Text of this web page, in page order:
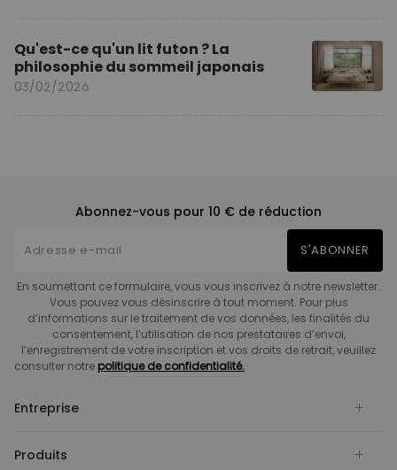
Qu'est-ce qu'un lit futon ? La
philosophie du sommeil japonais
03/02/2026
Abonnez-vous pour 10 € de réduction
S'ABONNER
En soumettant ce formulaire, vous vous inscrivez à notre newsletter.
Vous pouvez vous désinscrire à tout moment. Pour plus
d’informations sur le traitement de vos données, les finalités du
consentement, l’utilisation de nos prestataires d’envoi,
l’enregistrement de votre inscription et vos droits de retrait, veuillez
consulter notre politique de confidentialité.
Entreprise
Produits